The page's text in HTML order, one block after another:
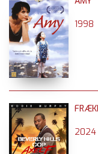
1998
2024